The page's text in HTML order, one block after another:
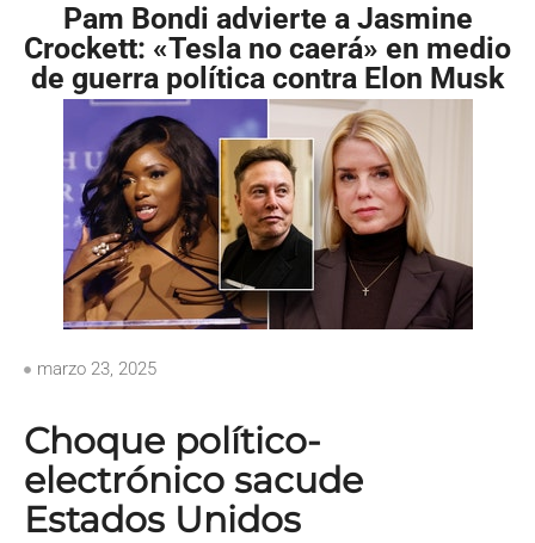
Pam Bondi advierte a Jasmine
Crockett: «Tesla no caerá» en medio
de guerra política contra Elon Musk
marzo 23, 2025
Choque político-
electrónico sacude
Estados Unidos